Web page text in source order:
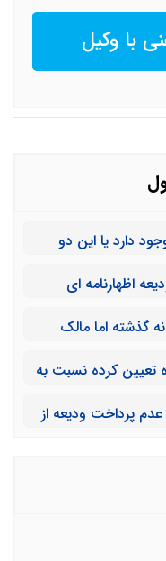
با وکیل
دارد یا این دو
اظهارنامه ای
گذشته اما مالک
به کجا مراجعه
تعیین کرده نسبت به
پرداخت ودیعه از